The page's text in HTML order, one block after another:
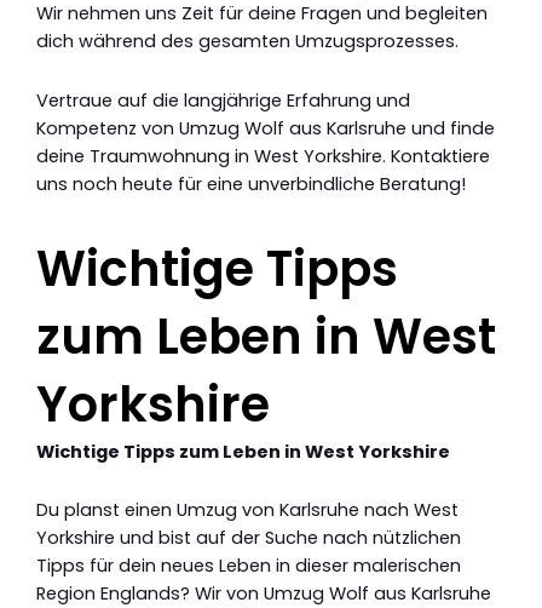
Wir nehmen uns Zeit für deine Fragen und begleiten
dich während des gesamten Umzugsprozesses.
Vertraue auf die langjährige Erfahrung und
Kompetenz von Umzug Wolf aus Karlsruhe und finde
deine Traumwohnung in West Yorkshire. Kontaktiere
uns noch heute für eine unverbindliche Beratung!
Wichtige Tipps
zum Leben in West
Yorkshire
Wichtige Tipps zum Leben in West Yorkshire
Du planst einen Umzug von Karlsruhe nach West
Yorkshire und bist auf der Suche nach nützlichen
Tipps für dein neues Leben in dieser malerischen
Region Englands? Wir von Umzug Wolf aus Karlsruhe